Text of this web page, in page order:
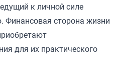
к личной силе
Финансовая сторона жизни
для их практического